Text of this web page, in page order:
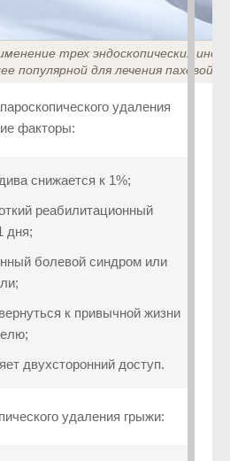
трех эндоскопических
популярной для лечения паховой
удаления
факторы:
снижается к 1%;
реабилитационный
дня;
болевой синдром или
к привычной жизни
двухсторонний доступ.
удаления грыжи: